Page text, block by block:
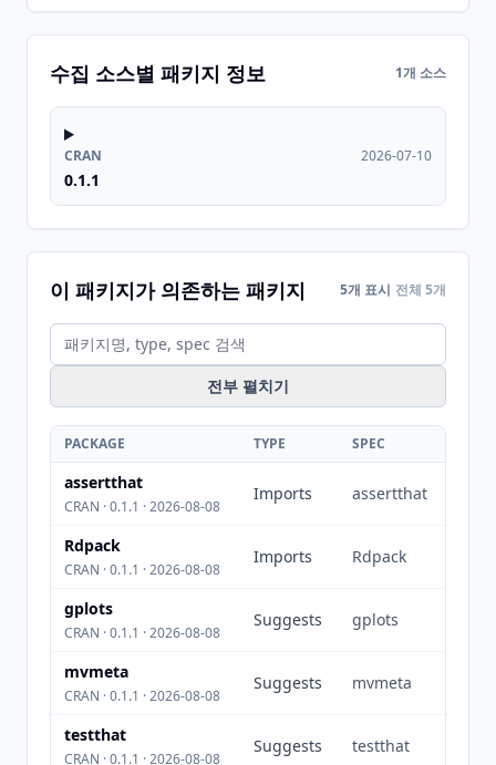
수집 소스별 패키지 정보 1개 소스
CRAN
0.1.1
2026-07-10
이 패키지가 의존하는 패키지 5개 표시 전체 5개
전부 펼치기
PACKAGE TYPE SPEC
assertthat
CRAN · 0.1.1 · 2026-08-08
Imports assertthat
Rdpack
CRAN · 0.1.1 · 2026-08-08
Imports Rdpack
gplots
CRAN · 0.1.1 · 2026-08-08
Suggests gplots
mvmeta
CRAN · 0.1.1 · 2026-08-08
Suggests mvmeta
testthat
CRAN · 0.1.1 · 2026-08-08
Suggests testthat